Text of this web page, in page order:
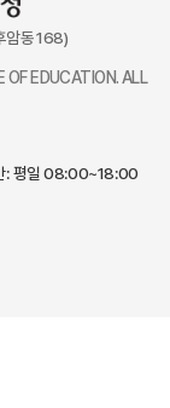
암동 168)
OF EDUCATION. ALL
: 평일 08:00~18:00